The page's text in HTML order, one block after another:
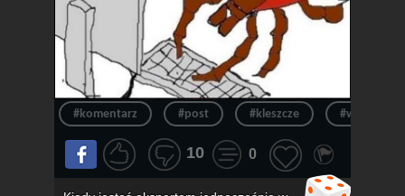
#komentarz #post #kleszcze #wpis
10 0